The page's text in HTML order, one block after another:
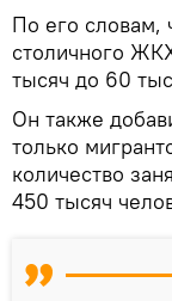
По его словам,
столичного
тысяч до 60
Он также
только
количество
450 тысяч